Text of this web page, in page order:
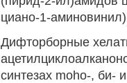
циано-1-
Дифторборные
синтезах moho-, би-